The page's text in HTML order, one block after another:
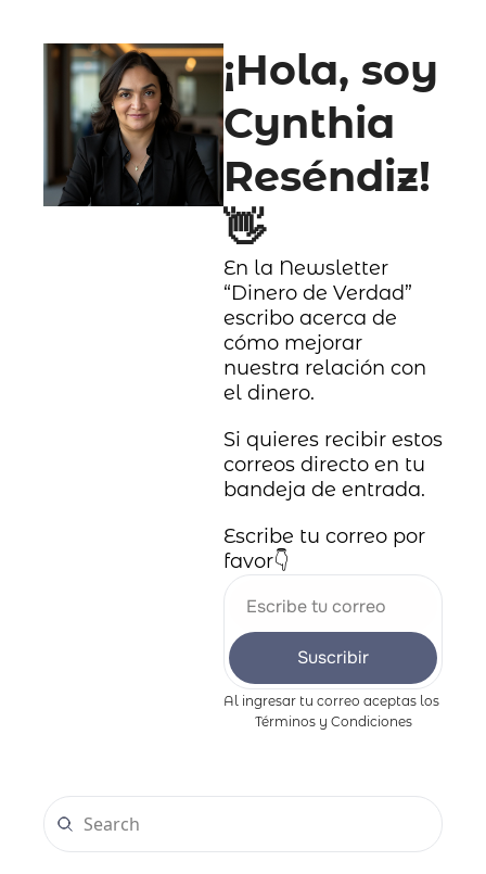
¡Hola, soy
Cynthia
Reséndiz!
👋
En la Newsletter
“Dinero de Verdad”
escribo acerca de
cómo mejorar
nuestra relación con
el dinero.
Si quieres recibir estos
correos directo en tu
bandeja de entrada.
Escribe tu correo por
favor👇
Suscribir
Al ingresar tu correo aceptas los
Términos y Condiciones